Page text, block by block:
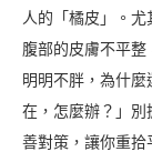
人的「橘皮」。尤
腹部的皮膚不平
明明不胖，為什
在，怎麼辦？」別
善對策，讓你重拾